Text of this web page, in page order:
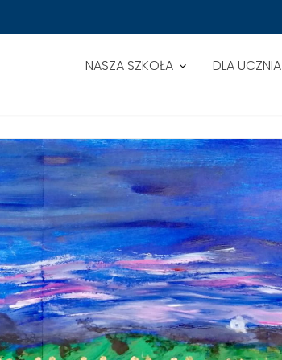
NASZA SZKOŁA DLA UCZNIA